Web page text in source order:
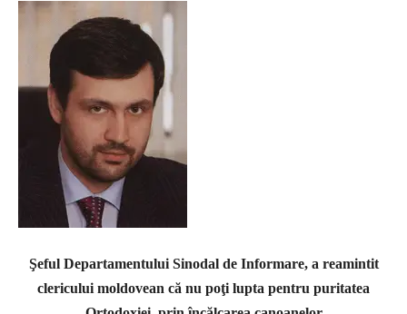
Şeful Departamentului Sinodal de Informare, a reamintit
clericului moldovean că nu poţi lupta pentru puritatea